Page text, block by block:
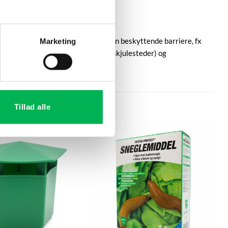
Marketing
Tillad alle
at undgå dette kan du placere en beskyttende barriere, fx
(opsamling, fjernelse af skjulesteder) og